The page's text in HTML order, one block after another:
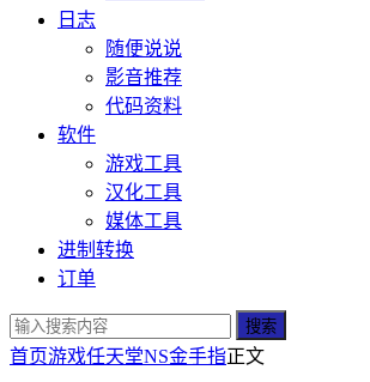
日志
随便说说
影音推荐
代码资料
软件
游戏工具
汉化工具
媒体工具
进制转换
订单
搜索
首页游戏任天堂NS金手指正文